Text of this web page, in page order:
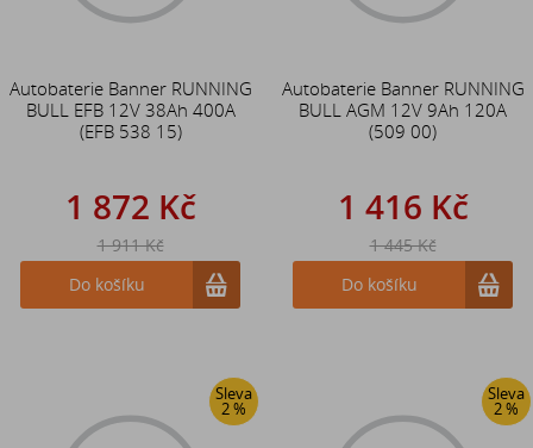
Autobaterie Banner RUNNING
BULL EFB 12V 38Ah 400A
(EFB 538 15)
1 872 Kč
1 911 Kč
Do košíku
Autobaterie Banner RUNNING
BULL AGM 12V 9Ah 120A
(509 00)
1 416 Kč
1 445 Kč
Do košíku
Sleva
2 %
Sleva
2 %